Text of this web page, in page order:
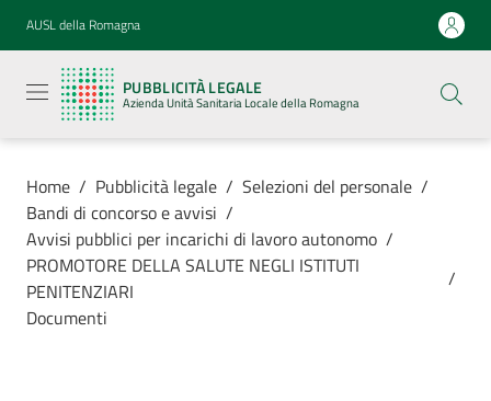
Vai al contenuto
Vai alla navigazione
Vai al footer
AUSL della Romagna
PUBBLICITÀ LEGALE
Azienda Unità Sanitaria Locale della Romagna
legale
Azienda
Unità
Locale della
Azienda
Home / Pubblicità legale / Selezioni del personale /
Bandi di concorso e avvisi /
Avvisi pubblici per incarichi di lavoro autonomo /
PROMOTORE DELLA SALUTE NEGLI ISTITUTI
PENITENZIARI
/
Documenti